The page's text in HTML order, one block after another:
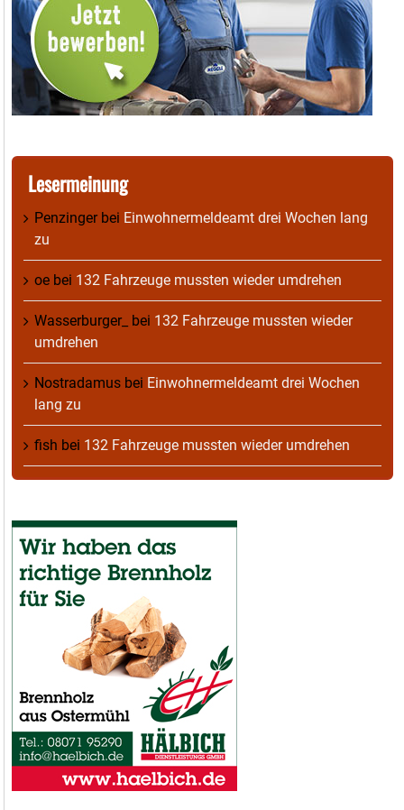
Lesermeinung
Penzingerbei Einwohnermeldeamt drei Wochen lang
zu
oe bei 132 Fahrzeuge mussten wieder umdrehen
Wasserburger_ bei 132 Fahrzeuge mussten wieder
umdrehen
Nostradamus bei Einwohnermeldeamt drei Wochen
lang zu
fish bei 132 Fahrzeuge mussten wieder umdrehen